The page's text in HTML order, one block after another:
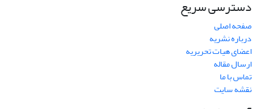
دسترسی سریع
صفحه اصلی
درباره نشریه
اعضای هیات تحریریه
ارسال مقاله
تماس با ما
نقشه سایت